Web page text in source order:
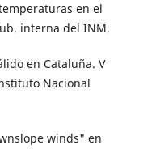
en el
interna del INM.
en Cataluña. V
Nacional
winds" en